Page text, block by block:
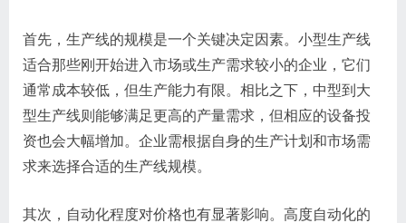
首先，生产线的规模是一个关键决定因素。小型生产线
适合那些刚开始进入市场或生产需求较小的企业，它们
通常成本较低，但生产能力有限。相比之下，中型到大
型生产线则能够满足更高的产量需求，但相应的设备投
资也会大幅增加。企业需根据自身的生产计划和市场需
求来选择合适的生产线规模。
其次，自动化程度对价格也有显著影响。高度自动化的